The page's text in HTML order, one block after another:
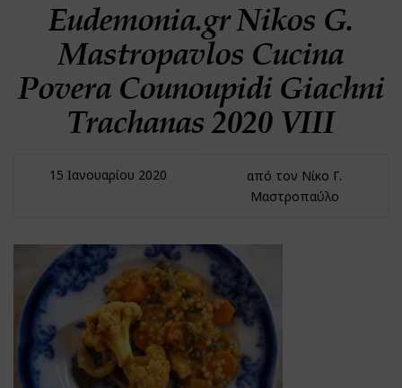
Eudemonia.gr Nikos G.
Mastropavlos Cucina
Povera Counoupidi Giachni
Trachanas 2020 VIII
15 Ιανουαρίου 2020
από τον Νίκο Γ.
Μαστροπαύλο